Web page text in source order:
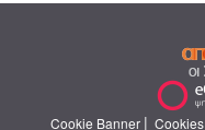
Cookie Banner | Cookies